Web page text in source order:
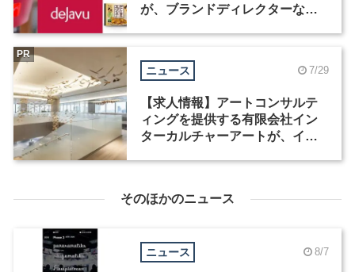
が、ブランドディレクターなど3
ニュース 7/29
【求人情報】アートコンサルテ
ィングを提供する有限会社イン
ターカルチャーアートが、イン
PR
そのほかのニュース
ニュース 8/7